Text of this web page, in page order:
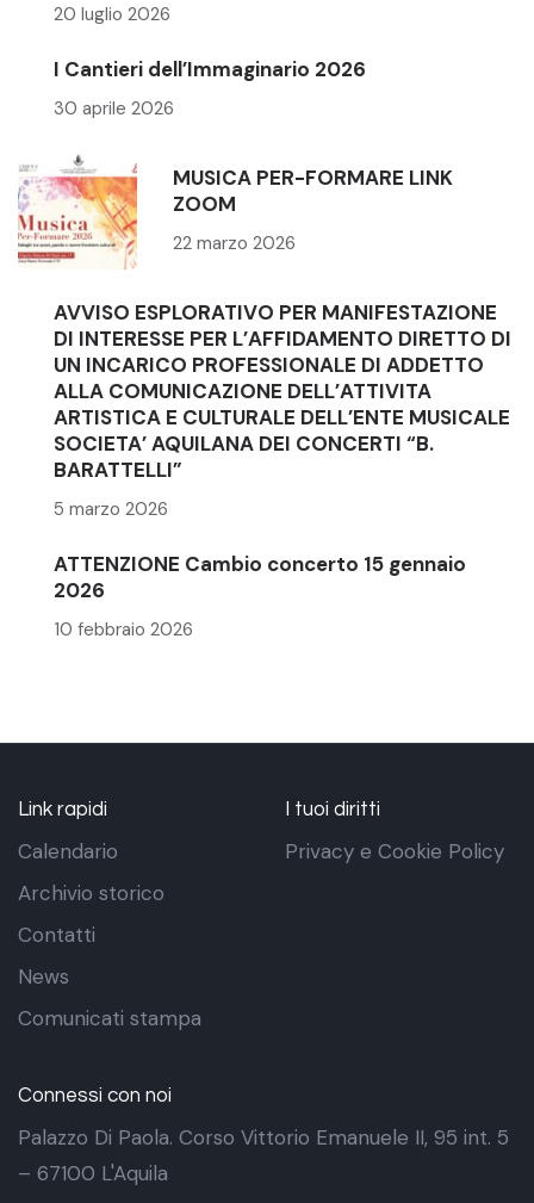
20 luglio 2026
I Cantieri dell’Immaginario 2026
30 aprile 2026
MUSICA PER-FORMARE LINK
ZOOM
22 marzo 2026
AVVISO ESPLORATIVO PER MANIFESTAZIONE
DI INTERESSE PER L’AFFIDAMENTO DIRETTO DI
UN INCARICO PROFESSIONALE DI ADDETTO
ALLA COMUNICAZIONE DELL’ATTIVITA
ARTISTICA E CULTURALE DELL’ENTE MUSICALE
SOCIETA’ AQUILANA DEI CONCERTI “B.
BARATTELLI”
5 marzo 2026
ATTENZIONE Cambio concerto 15 gennaio
2026
10 febbraio 2026
Link rapidi
Calendario
Archivio storico
Contatti
News
Comunicati stampa
I tuoi diritti
Privacy e Cookie Policy
Connessi con noi
Palazzo Di Paola. Corso Vittorio Emanuele II, 95 int. 5
– 67100 L'Aquila